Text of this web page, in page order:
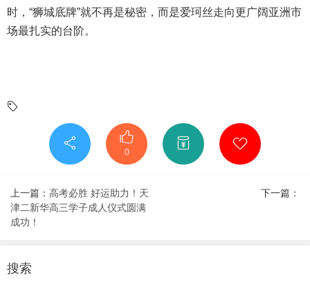
时，“狮城底牌”就不再是秘密，而是爱珂丝走向更广阔亚洲市
场最扎实的台阶。
0
上一篇： 高考必胜 好运助力！天
津二新华高三学子成人仪式圆满
成功！
下一篇：
搜索